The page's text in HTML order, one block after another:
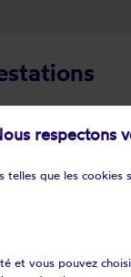
votre store
à se rompre
de votre
respectons
telles que les
et vous pouvez